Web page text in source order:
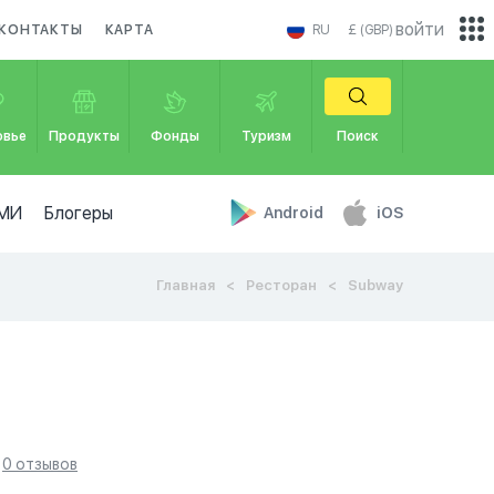
КОНТАКТЫ КАРТА RU £ (GBP)
Продукты Фонды Туризм Поиск
Блогеры Android iOS
войти
Главная Ресторан Subway
0 отзывов